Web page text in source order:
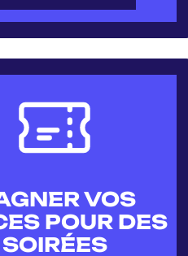
VOS
POUR DES
SOIRÉES